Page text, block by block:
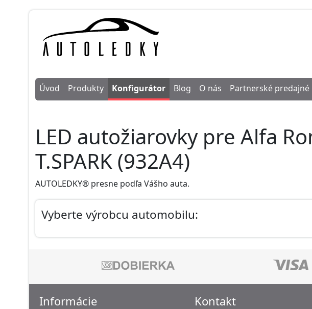
Úvod
Produkty Konfigurátor Blog O nás Partnerské predajné
LED autožiarovky pre Alfa
T.SPARK (932A4)
AUTOLEDKY® presne podľa Vášho auta.
Vyberte výrobcu automobilu:
Informácie Kontakt